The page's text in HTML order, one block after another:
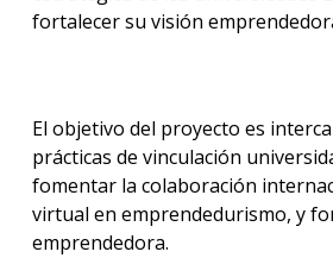
fortalecer su visión
El objetivo del proyecto es
prácticas de vinculación
fomentar la colaboración
virtual en emprendedurismo, y
emprendedora.